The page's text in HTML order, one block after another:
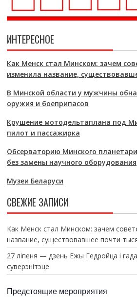
ИНТЕРЕСНОЕ
Как Менск стал Минском: зачем
изменила название,
В Минской области у мужчины
оружия и боеприпасов
Крушение мотодельтаплана под
пилот и пассажирка
Обсерваторию Минского
без замены научного оборудования
Музеи Беларуси
СВЕЖИЕ ЗАПИСИ
Как Менск стал Минском: зачем
название, существовавшее почти
27 ліпеня — дзень Ежы Гедройца і
суверэнітэце
Предстоящие мероприятия